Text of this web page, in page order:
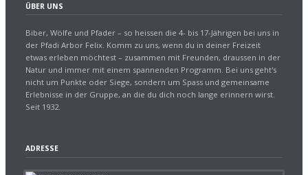
ÜBER UNS
Biber, Wölfe und Pfader – so heissen die 4- bis 17-Jährigen bei uns in
der Pfadi Arbor Felix. Komm zu uns, wenn du in deiner Freizeit
etwas erleben möchtest – zusammen mit Freunden, draussen in der
Natur und immer mit einem spannenden Programm. Bei uns geht's
nicht um Punkte oder Siege, sondern um Spass und gemeinsame
Erlebnisse in der Gruppe, an die du dich noch lange erinnern wirst.
Seit 1932.
ADRESSE